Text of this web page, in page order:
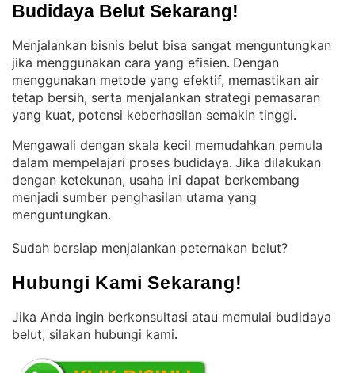
Budidaya Belut Sekarang!
Menjalankan bisnis belut bisa sangat menguntungkan
jika menggunakan cara yang efisien. Dengan
menggunakan metode yang efektif, memastikan air
tetap bersih, serta menjalankan strategi pemasaran
yang kuat, potensi keberhasilan semakin tinggi.
Mengawali dengan skala kecil memudahkan pemula
dalam mempelajari proses budidaya. Jika dilakukan
dengan ketekunan, usaha ini dapat berkembang
menjadi sumber penghasilan utama yang
menguntungkan.
Sudah bersiap menjalankan peternakan belut?
Hubungi Kami Sekarang!
Jika Anda ingin berkonsultasi atau memulai budidaya
belut, silakan hubungi kami.